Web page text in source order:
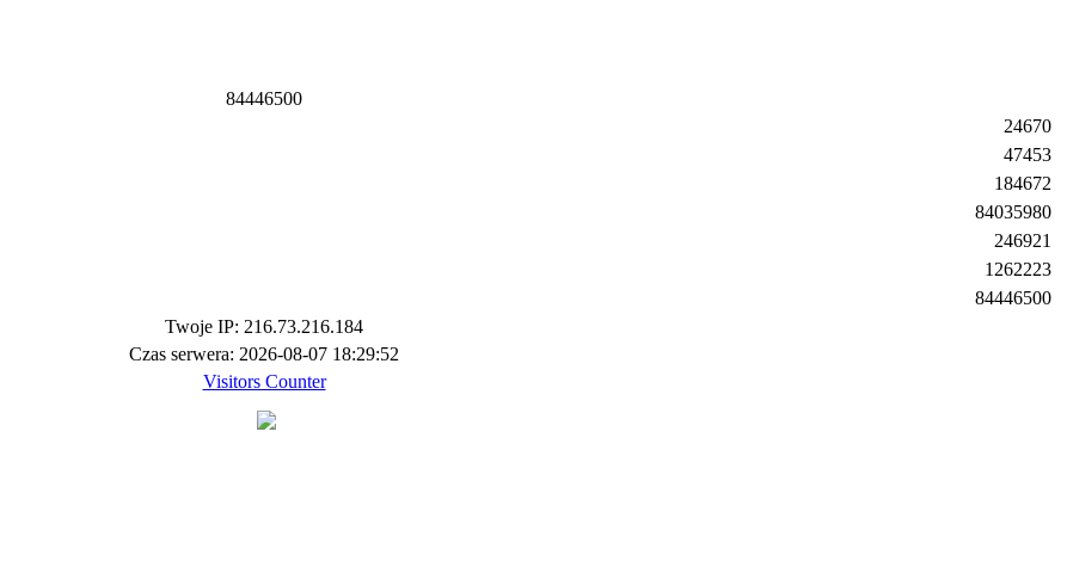
84446500
24670
47453
184672
84035980
246921
1262223
84446500
Twoje IP: 216.73.216.184
Czas serwera: 2026-08-07 18:29:52
Visitors Counter